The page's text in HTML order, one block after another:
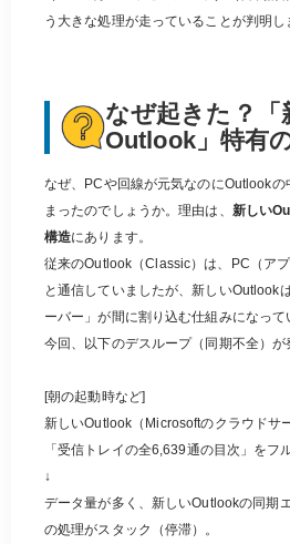
う大きな処理が走っていることが判明し
なぜ起きた？「
Outlook」特有
なぜ、PCや回線が元気なのにOutlookの
まったのでしょうか。理由は、 新しい
構造にあります。
従来のOutlook（Classic）は、PC（ア
と通信していましたが、新しいOutlook
ーバー」が間に割り込む仕組みになって
今回、以下のデスループ（同期不全）が
[朝の起動時など]
新しいOutlook（Microsoftのクラウドサ
「受信トレイの全6,639通の目次」をフ
↓
データ量が多く、新しいOutlookの同期
の処理がスタック（停滞）。